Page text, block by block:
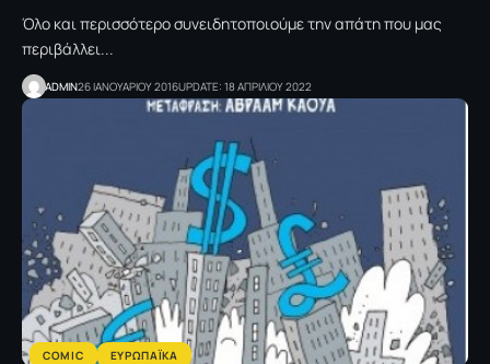
Όλο και περισσότερο συνειδητοποιούμε την απάτη που μας
περιβάλλει...
ADMIN26 ΙΑΝΟΥΑΡΙΟΥ 2016UPDATE: 18 ΑΠΡΙΛΙΟΥ 2022
COMIC ΕΥΡΩΠΑΪΚΑ